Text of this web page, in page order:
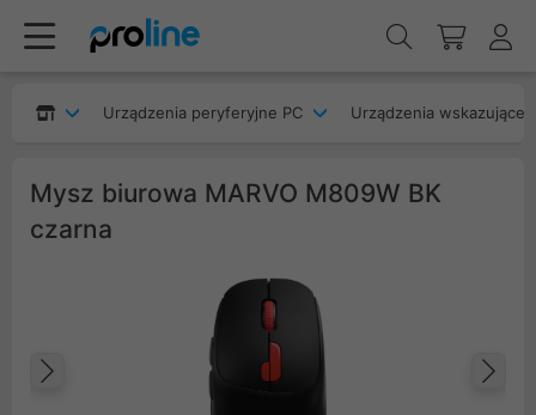
Urządzenia peryferyjne PC Urządzenia wskazujące
Mysz biurowa MARVO M809W BK
czarna
Poprzedni